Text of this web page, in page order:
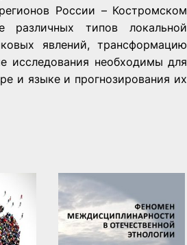
России – Костромском
различных типов локальной
явлений, трансформацию
исследования необходимы для
и языке и прогнозирования их